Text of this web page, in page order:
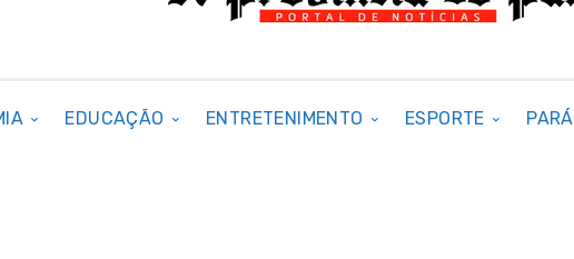
EDUCAÇÃO ENTRETENIMENTO ESPORTE PARÁ